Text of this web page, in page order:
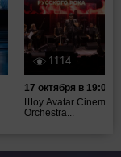
1114
17 октября в 19:00
Шоу Avatar Cinematic
Orchestra...